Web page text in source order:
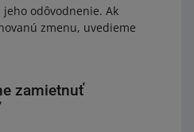
odôvodnenie. Ak
zmenu, uvedieme
zamietnuť